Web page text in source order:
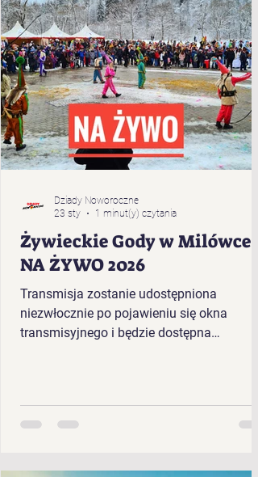
Żywieckie Gody w Milówce -
NA ŻYWO 2026
Transmisja zostanie udostępniona
niezwłocznie po pojawieniu się okna
transmisyjnego i będzie dostępna
Cięciny „Gronicki” z Brzuśnika „Jukace” z
Zabłocia „Pietrasianie” z Nieledwi „Świerki”
zza Potoka” z Brzuśnika „Bojcery” z
Dziady Noworoczne
23 sty
1 minut(y) czytania